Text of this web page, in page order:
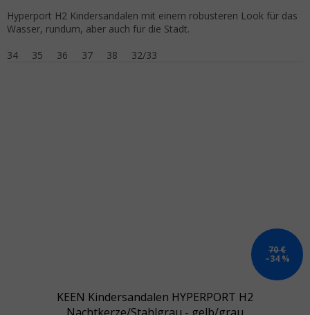
Hyperport H2 Kindersandalen mit einem robusteren Look für das
Wasser, rundum, aber auch für die Stadt.
34
35 36 37 38 32/33
70 €
–34 %
KEEN Kindersandalen HYPERPORT H2